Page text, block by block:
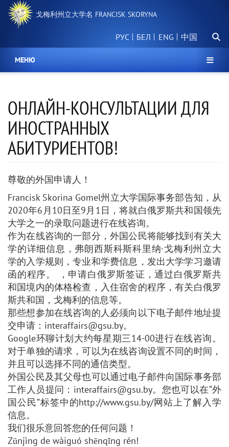
要
戈梅利州立大学名 FRANCISK SKORYNA
РУС БЕЛ 中国
搜
МЕНЮ
ОНЛАЙН-КОНСУЛЬТАЦИИ ДЛЯ
ИНОСТРАННЫХ
АБИТУРИЕНТОВ!
尊敬的外国申请人！
Francisk Skorina Gomel州立大学国际事务部告知，从
2020年6月10日至9月1日，将就白俄罗斯共和国领先
大学之一的录取问题进行在线咨询。
作为在线咨询的一部分，外国公民将能够找到有关大
学的详细信息，弗朗西斯科斯科里纳·戈梅利州立大
学的入学规则，专业和学费信息，发出大学学习邀请
函的程序。 ，申请白俄罗斯签证，通过白俄罗斯共
和国境内的体格检查，入住宿舍的程序，有关白俄罗
斯共和国，戈梅利的信息等。
那些想参加在线咨询的人必须向以下电子邮件地址提
交申请：interaffairs@gsu.by。
Google环聊计划大约每星期三14-00进行在线咨询。
对于单独的请求，可以为在线咨询设置不同的时间，
并且可以选择不同的通信类型。
外国公民及其父母也可以通过电子邮件向国际事务部
工作人员提问：interaffairs@gsu.by。您也可以在“外
国公民”标签中的http://www.gsu.by/网站上了解入学
信息。
我们很乐意回答您的任何问题！
Zūnjìng de wàiguó shēnqǐng rén!